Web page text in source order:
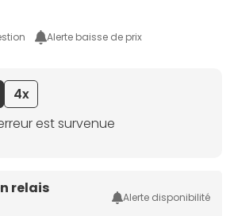
Alerte baisse de prix
4x
est survenue
relais
Alerte disponibilité